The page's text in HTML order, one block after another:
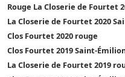
Rouge La Closerie de Fourtet
La Closerie de Fourtet 2020
Clos Fourtet 2020 rouge
Clos Fourtet 2019 Saint-
La Closerie de Fourtet 2019